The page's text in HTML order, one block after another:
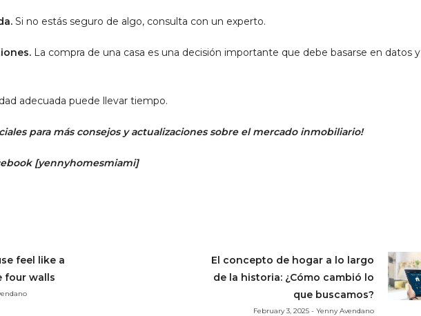
Si no estás seguro de algo, consulta con un experto.
La compra de una casa es una decisión importante que debe basarse en datos y
adecuada puede llevar tiempo.
para más consejos y actualizaciones sobre el mercado inmobiliario!
[yennyhomesmiami]
feel like a
four walls
El concepto de hogar a lo largo
de la historia: ¿Cómo cambió lo
que buscamos?
February 3, 2025 - Yenny Avendano